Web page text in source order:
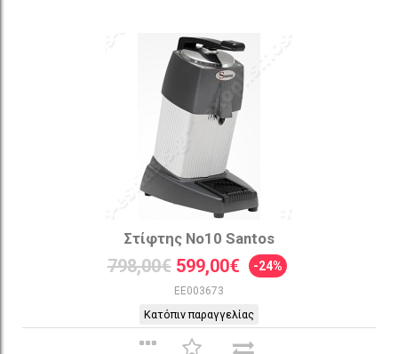
Στίφτης Νο10 Santos
798,00€ 599,00€ -24%
EE003673
Κατόπιν παραγγελίας